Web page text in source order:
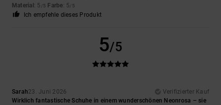
Material: 5 /5 Farbe: 5/5
Ich empfehle dieses Produkt
5/5
Sarah23. Juni 2026
Verifizierter Kauf
Wirklich fantastische Schuhe in einem wunderschönen Neonrosa – sie